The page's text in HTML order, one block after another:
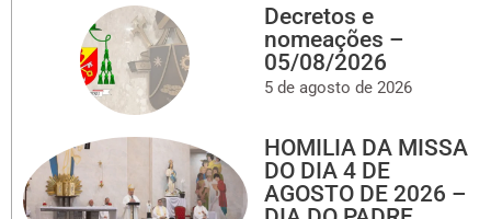
Decretos e
nomeações –
05/08/2026
5 de agosto de 2026
HOMILIA DA MISSA
DO DIA 4 DE
AGOSTO DE 2026 –